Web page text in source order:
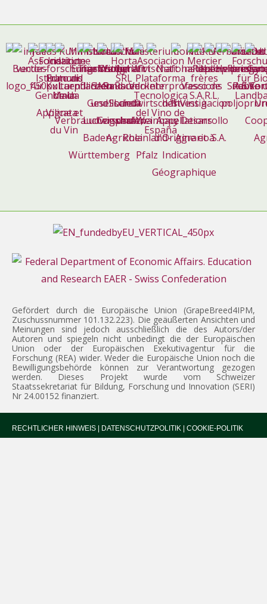
Gefördert durch die Europäische Union (GrapeBreed4IPM,
Zuschussnummer 101.132.223). Die geäußerten Ansichten und
Meinungen sind jedoch ausschließlich die des Autors/der
Autoren und spiegeln nicht unbedingt die der Europäischen
Union oder der Europäischen Exekutivagentur für die
Forschung (REA) wider. Weder die Europäische Union noch die
Bewilligungsbehörde können zur Verantwortung gezogen
werden. Dieses Projekt wurde vom Schweizer
Staatssekretariat für Bildung, Forschung und Innovation (SERI)
Nr 24.00152 finanziert.
RECHTLICHER HINWEIS DATENSCHUTZPOLITIK COOKIE-POLITIK